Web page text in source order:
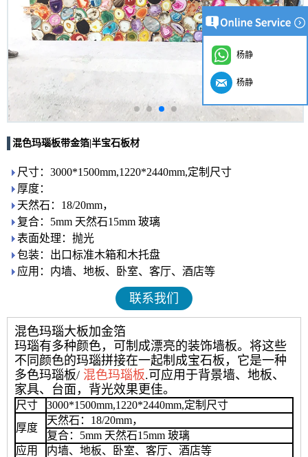
混色玛瑙板带金箔|半宝石板材
尺寸：3000*1500mm,1220*2440mm,定制尺寸
厚度：
天然石：18/20mm，
复合：5mm 天然石15mm 玻璃
表面处理：抛光
包装：出口标准木箱和木托盘
应用：内墙、地板、卧室、客厅、酒店等
联系我们
混色玛瑙大板加金箔
玛瑙有多种颜色，可制成漂亮的装饰墙板。将这些
不同颜色的玛瑙拼接在一起制成宝石板，它是一种
多色玛瑙板/ 混色玛瑙板.可应用于背景墙、地板、
家具、台面，背光效果更佳。
尺寸
3000*1500mm,1220*2440mm,定制尺寸
厚度
天然石：18/20mm，
复合：5mm 天然石15mm 玻璃
应用
内墙、地板、卧室、客厅、酒店等
杨静
杨静